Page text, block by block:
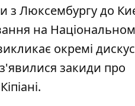
з Люксембургу до
на
окремі
закиди про